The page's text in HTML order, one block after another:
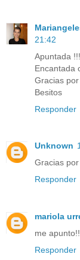
21:42
Apuntada !!!
Encantada
Gracias por
Besitos
Responder
Unknown
Gracias
Responder
mariola
me apunto!!
Responder